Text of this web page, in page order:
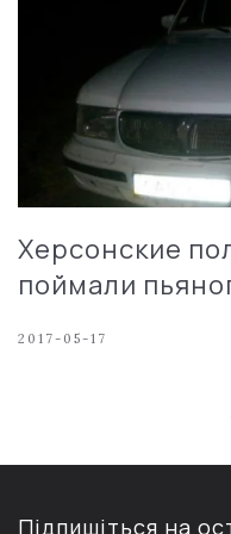
Херсонские
поймали
2017-05-17
Підпишіться на